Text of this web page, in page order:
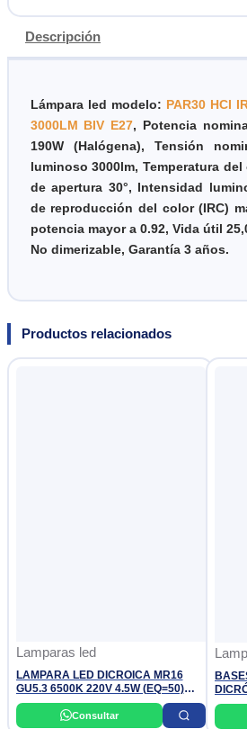
Descripción
Lámpara led modelo: PAR30 HCI
3000LM BIV E27, Potencia
190W (Halógena), Tensión
luminoso 3000lm, Temperatura
de apertura 30°, Intensidad
de reproducción del color (IRC)
potencia mayor a 0.92, Vida útil
No dimerizable, Garantía 3 años.
Productos relacionados
Lamparas led
LAMPARA LED DICROICA MR16
GU5.3 6500K 220V 4.5W (EQ=50)
ESSENTIAL PHILIPS
Consultar